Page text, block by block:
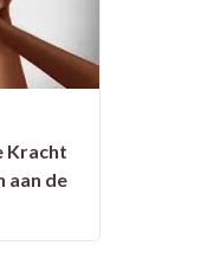
Kracht
aan de